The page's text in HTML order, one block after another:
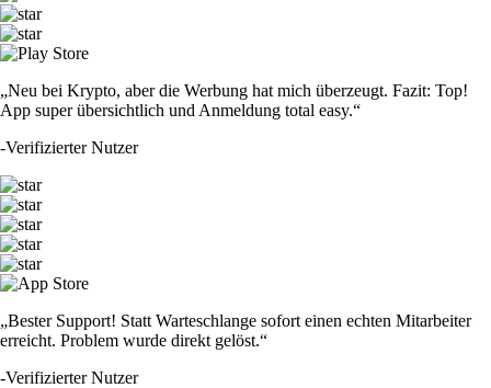
„Neu bei Krypto, aber die Werbung hat mich überzeugt. Fazit: Top!
App super übersichtlich und Anmeldung total easy.“
-Verifizierter Nutzer
„Bester Support! Statt Warteschlange sofort einen echten Mitarbeiter
erreicht. Problem wurde direkt gelöst.“
-Verifizierter Nutzer